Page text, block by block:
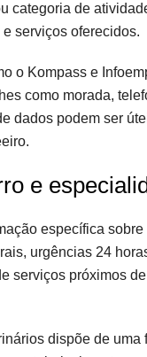
categoria de
serviços oferecidos.
o Kompass e
como morada,
dados podem ser
e
específica
urgências 24
serviços próximos
dispõe de